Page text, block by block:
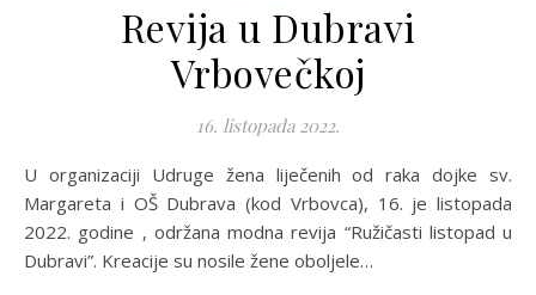
Revija u Dubravi
Vrbovečkoj
16. listopada 2022.
U organizaciji Udruge žena liječenih od raka dojke sv.
Margareta i OŠ Dubrava (kod Vrbovca), 16. je listopada
2022. godine , održana modna revija “Ružičasti listopad u
Dubravi”. Kreacije su nosile žene oboljele…